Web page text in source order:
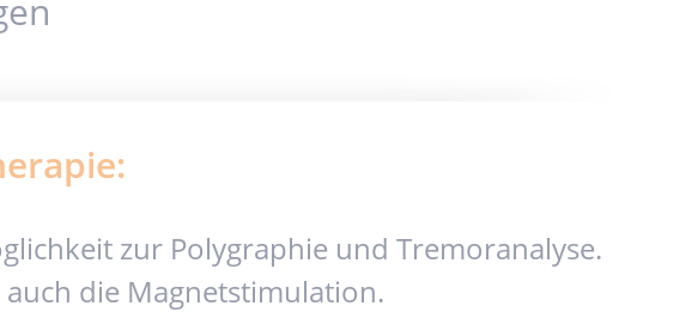
zur Polygraphie und Tremoranalyse.
auch die Magnetstimulation.